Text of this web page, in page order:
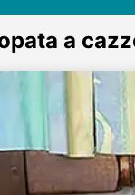
a